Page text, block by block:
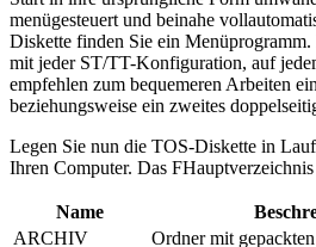
menügesteuert und beinahe
Diskette finden Sie ein Menüprogramm.
mit jeder ST/TT-Konfiguration, auf
empfehlen zum bequemeren Arbeiten
beziehungsweise ein zweites
Legen Sie nun die TOS-Diskette in
Ihren Computer. Das
Name
ARCHIV
Ordner mit